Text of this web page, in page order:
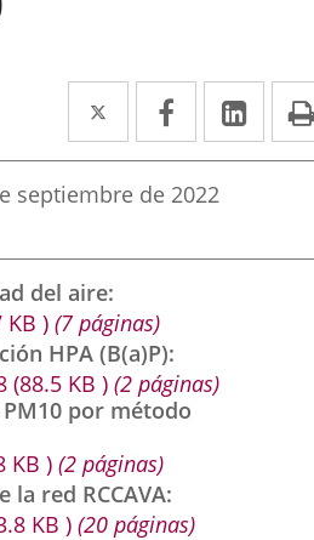
Twitter
Enlace
a
una
externa.
Facebook
Enlace
a
una
externa.
a
septiembre de 2022
del aire
KB ) (7 páginas)
HPA (B(a)P)
(88.5 KB ) (2 páginas)
por método
KB ) (2 páginas)
la red RCCAVA
KB ) (20 páginas)